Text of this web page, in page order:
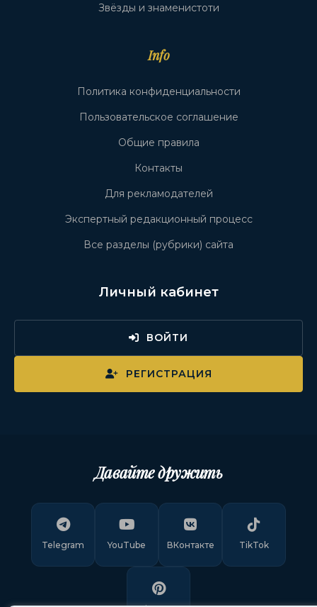
Звёзды и знаменистоти
Info
Политика конфиденциальности
Пользовательское соглашение
Общие правила
Контакты
Для рекламодателей
Экспертный редакционный процесс
Все разделы (рубрики) сайта
Личный кабинет
ВОЙТИ
РЕГИСТРАЦИЯ
Давайте дружить
Telegram YouTube ВКонтакте TikTok